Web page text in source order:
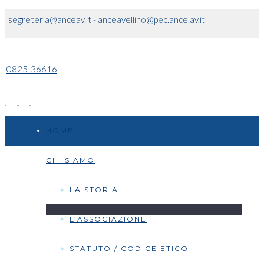
segreteria@anceav.it- anceavellino@pec.ance.av.it
0825-36616
CHI SIAMO
LA STORIA
L’ASSOCIAZIONE
STATUTO / CODICE ETICO